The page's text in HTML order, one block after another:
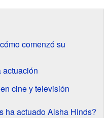
comenzó su
actuación
cine y televisión
ha actuado Aisha Hinds?